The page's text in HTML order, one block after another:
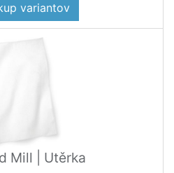
variantov
Mill | Utěrka